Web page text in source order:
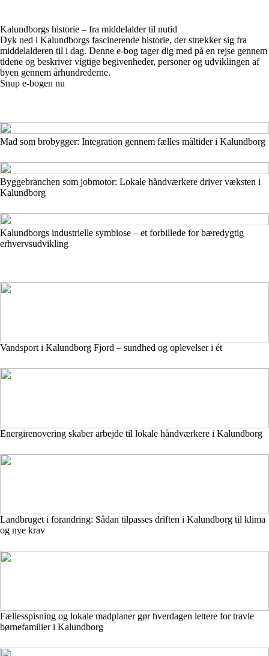
Kalundborgs historie – fra middelalder til nutid
Dyk ned i Kalundborgs fascinerende historie, der strækker sig fra
middelalderen til i dag. Denne e-bog tager dig med på en rejse gennem
tidene og beskriver vigtige begivenheder, personer og udviklingen af
byen gennem århundrederne.
Snup e-bogen nu
Mad som brobygger: Integration gennem fælles måltider i Kalundborg
Byggebranchen som jobmotor: Lokale håndværkere driver væksten i
Kalundborg
Kalundborgs industrielle symbiose – et forbillede for bæredygtig
erhvervsudvikling
Vandsport i Kalundborg Fjord – sundhed og oplevelser i ét
Energirenovering skaber arbejde til lokale håndværkere i Kalundborg
Landbruget i forandring: Sådan tilpasses driften i Kalundborg til klima
og nye krav
Fællesspisning og lokale madplaner gør hverdagen lettere for travle
børnefamilier i Kalundborg